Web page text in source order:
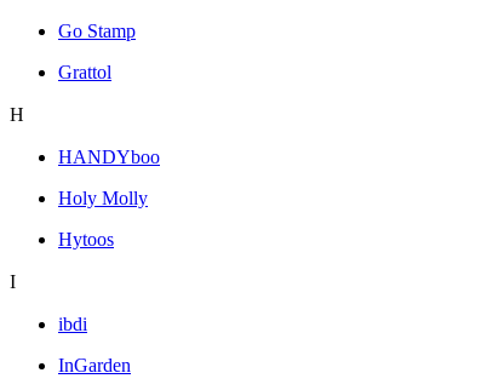
Go Stamp
Grattol
H
HANDYboo
Holy Molly
Hytoos
I
ibdi
InGarden